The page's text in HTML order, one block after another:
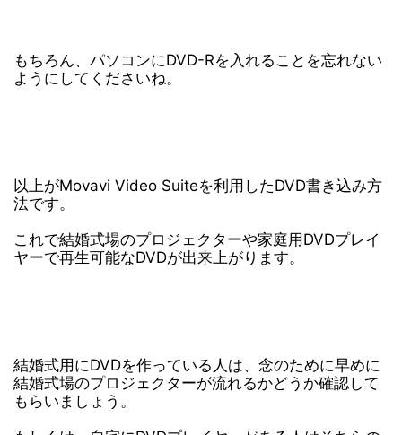
もちろん、パソコンにDVD-Rを入れることを忘れない
ようにしてくださいね。
以上がMovavi Video Suiteを利用したDVD書き込み方
法です。
これで結婚式場のプロジェクターや家庭用DVDプレイ
ヤーで再生可能なDVDが出来上がります。
結婚式用にDVDを作っている人は、念のために早めに
結婚式場のプロジェクターが流れるかどうか確認して
もらいましょう。